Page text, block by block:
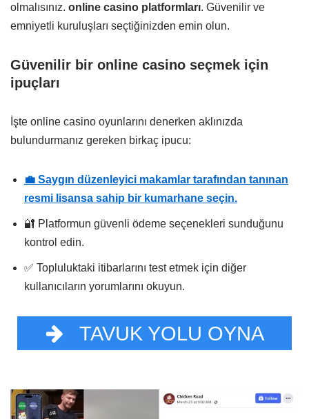
olmalısınız. online casino platformları. Güvenilir ve
emniyetli kuruluşları seçtiğinizden emin olun.
Güvenilir bir online casino seçmek için
ipuçları
İşte online casino oyunlarını denerken aklınızda
bulundurmanız gereken birkaç ipucu:
💼 Saygın düzenleyici makamlar tarafından tanınan
resmi lisansa sahip bir kumarhane seçin.
🔐 Platformun güvenli ödeme seçenekleri sunduğunu
kontrol edin.
✅ Topluluktaki itibarlarını test etmek için diğer
kullanıcıların yorumlarını okuyun.
TAVUK YOLU OYNA